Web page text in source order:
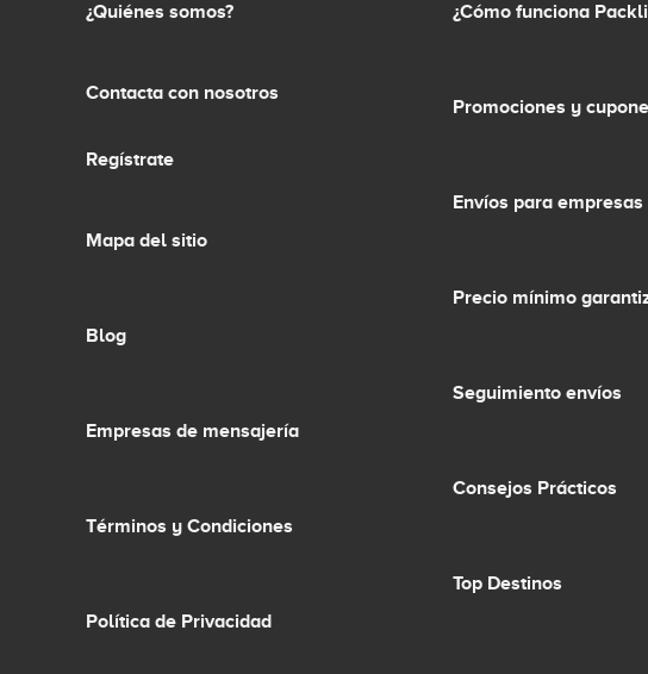
¿Quiénes somos?
Contacta con nosotros
Regístrate
Mapa del sitio
Blog
Empresas de mensajería
Términos y Condiciones
Política de Privacidad
¿Cómo funciona
Promociones y
Envíos para empresas
Precio mínimo
Seguimiento envíos
Consejos Prácticos
Top Destinos